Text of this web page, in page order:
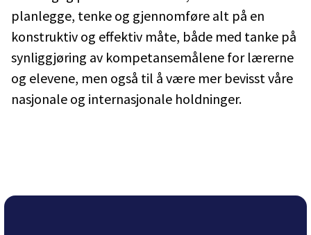
planlegge, tenke og gjennomføre alt på en
konstruktiv og effektiv måte, både med tanke på
synliggjøring av kompetansemålene for lærerne
og elevene, men også til å være mer bevisst våre
nasjonale og internasjonale holdninger.